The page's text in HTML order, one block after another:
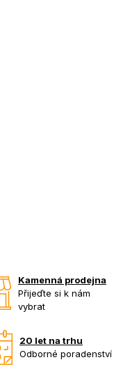
Kamenná prodejna
Přijeďte si k nám
vybrat
20 let na trhu
Odborné poradenství